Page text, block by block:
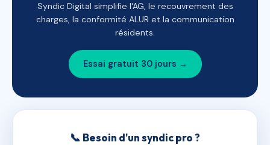
Syndic Digital simplifie l'AG, le recouvrement des
charges, la conformité ALUR et la communication
résidents.
Essai gratuit 30 jours →
📞 Besoin d'un syndic pro ?